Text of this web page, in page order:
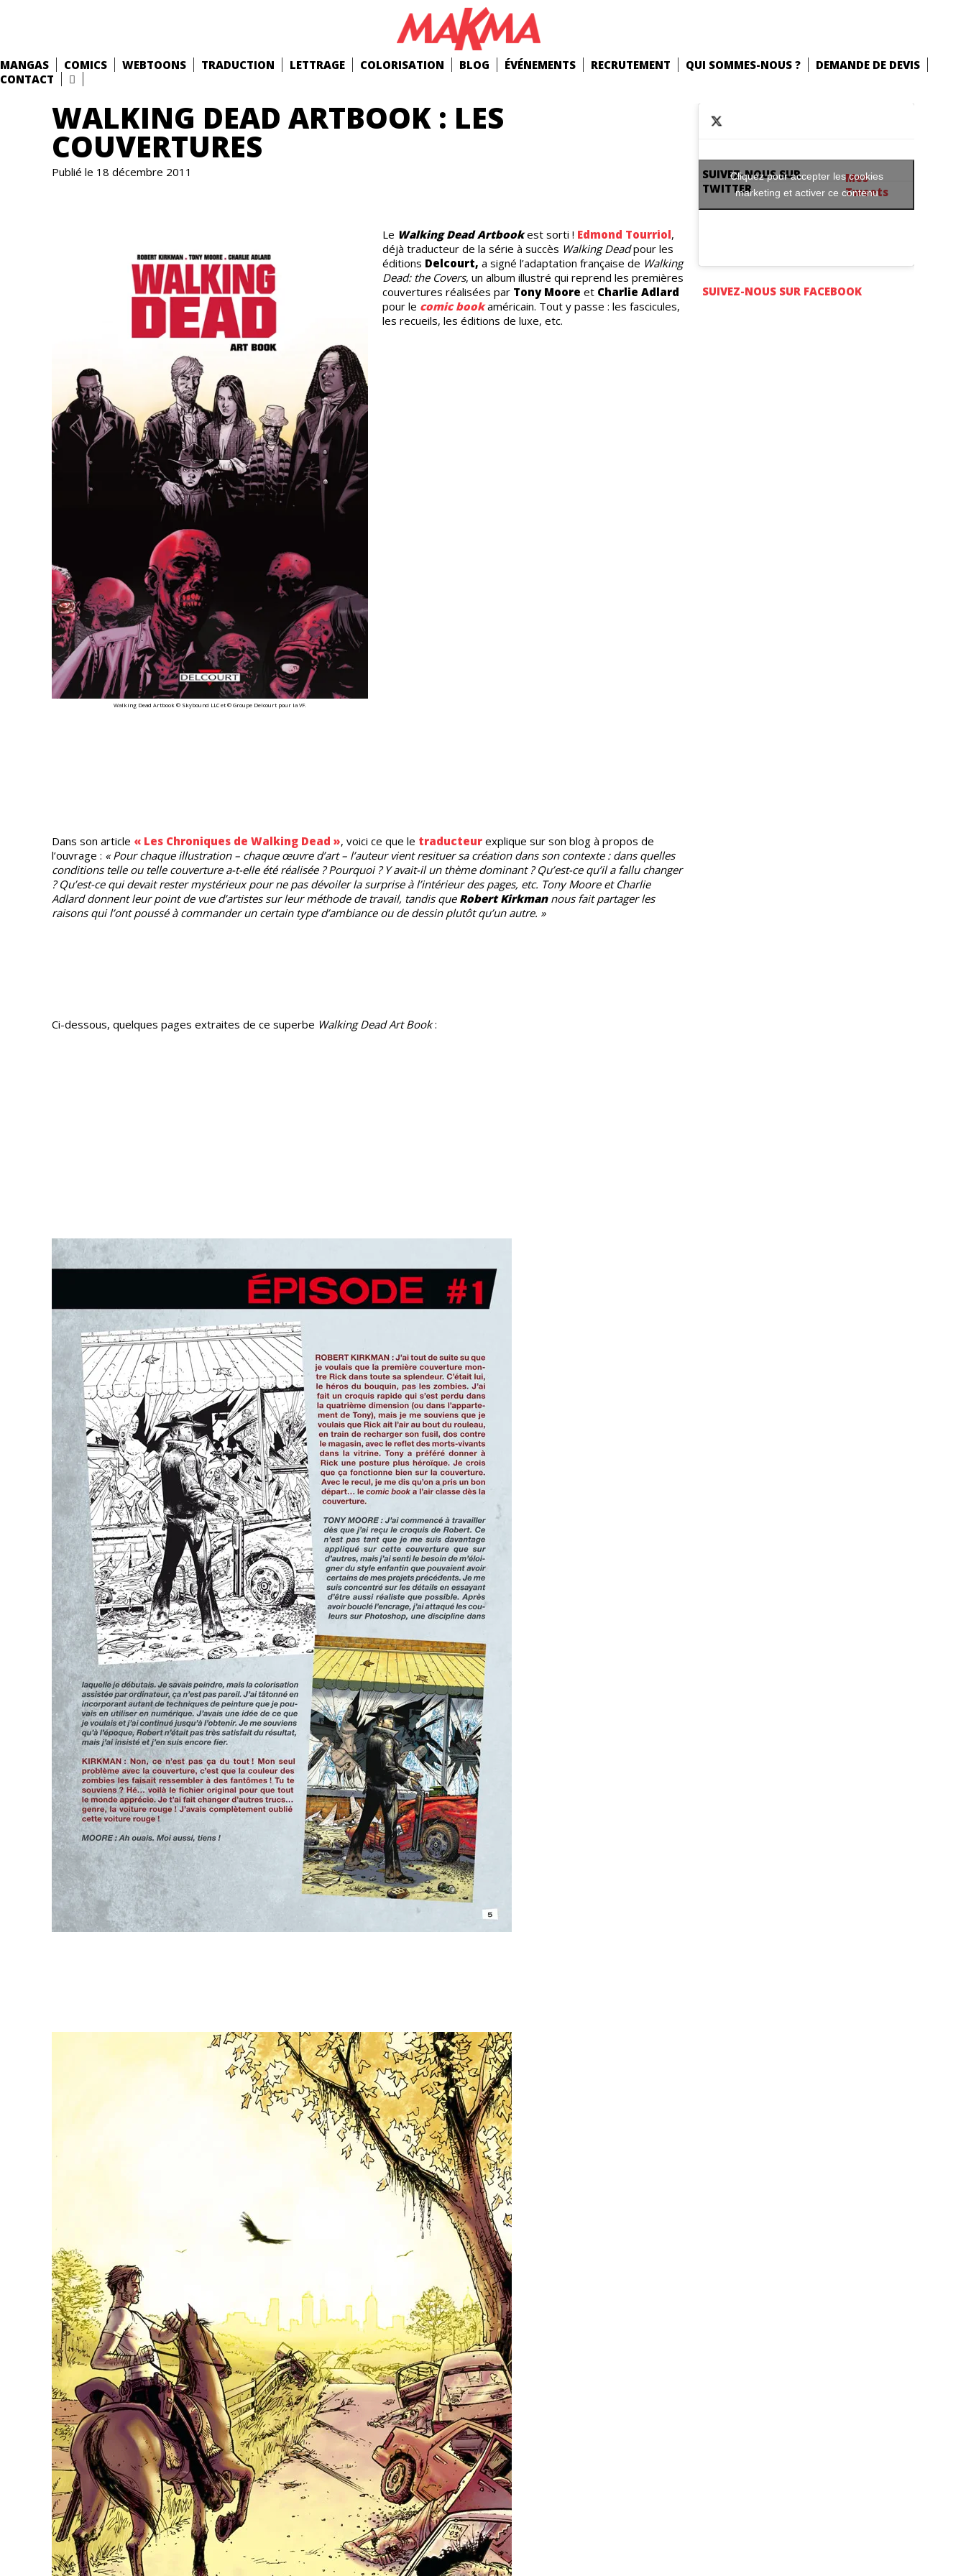
MANGAS COMICS WEBTOONS TRADUCTION LETTRAGE COLORISATION BLOG ÉVÉNEMENTS RECRUTEMENT QUI SOMMES-NOUS ?
DEMANDE DE DEVIS
CONTACT
WALKING DEAD ARTBOOK : LES
COUVERTURES
Publié le 18 décembre 2011
Walking Dead Artbook © Skybound LLC et © Groupe Delcourt pour la VF.
Le Walking Dead Artbookest sorti ! Edmond Tourriol,
déjà traducteur de la série à succès Walking Deadpour les
éditions Delcourt, a signé l’adaptation française de Walking
Dead: the Covers, un album illustré qui reprend les premières
couvertures réalisées par Tony Moore et Charlie Adlard
pour le comic bookaméricain. Tout y passe : les fascicules,
les recueils, les éditions de luxe, etc.
Dans son article « Les Chroniques de Walking Dead », voici ce que le traducteur explique sur son blog à propos de
l’ouvrage : « Pour chaque illustration – chaque œuvre d’art – l’auteur vient resituer sa création dans son contexte : dans quelles
conditions telle ou telle couverture a-t-elle été réalisée ? Pourquoi ? Y avait-il un thème dominant ? Qu’est-ce qu’il a fallu changer
? Qu’est-ce qui devait rester mystérieux pour ne pas dévoiler la surprise à l’intérieur des pages, etc. Tony Moore et Charlie
Adlard donnent leur point de vue d’artistes sur leur méthode de travail, tandis que Robert Kirkmannous fait partager les
raisons qui l’ont poussé à commander un certain type d’ambiance ou de dessin plutôt qu’un autre. »
Ci-dessous, quelques pages extraites de ce superbe Walking Dead Art Book:
SUIVEZ-NOUS SUR
TWITTER
Mes
Tweets
Cliquez pour accepter les cookies
marketing et activer ce contenu
SUIVEZ-NOUS SUR FACEBOOK